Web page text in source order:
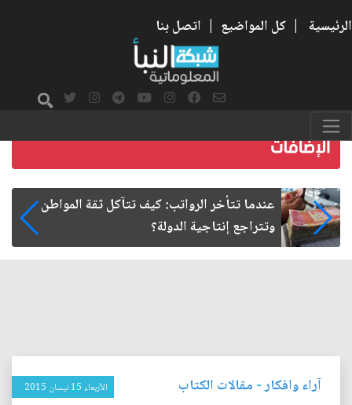
الرئيسية | كل المواضيع | اتصل بنا
صمت الطريق بعد الأربعين
آراء وافكار- مقالات الكتاب الأربعاء 15 نيسان 2015